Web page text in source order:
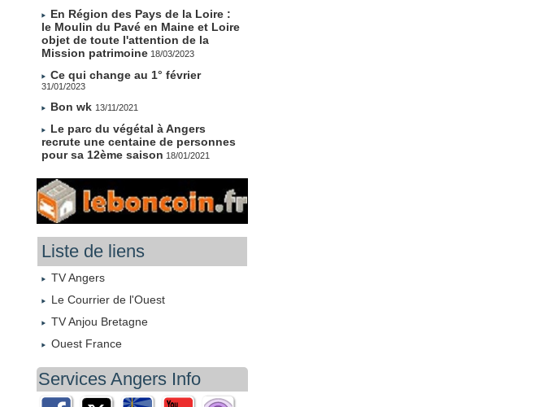
En Région des Pays de la Loire :
le Moulin du Pavé en Maine et Loire
objet de toute l'attention de la
Mission patrimoine 18/03/2023
Ce qui change au 1° février
31/01/2023
Bon wk 13/11/2021
Le parc du végétal à Angers
recrute une centaine de personnes
pour sa 12ème saison 18/01/2021
Liste de liens
TV Angers
Le Courrier de l'Ouest
TV Anjou Bretagne
Ouest France
Services Angers Info